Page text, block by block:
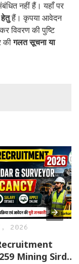
नहीं हैं। यहाँ पर
हैं। कृपया आवेदन
विवरण की पुष्टि
कीगलत सूचना या
2026
Mining Sirdar